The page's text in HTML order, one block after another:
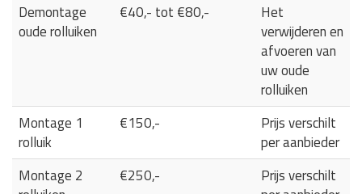
Demontage
oude rolluiken
€40,- tot €80,-
Het
verwijderen en
afvoeren van
uw oude
rolluiken
Montage 1
rolluik
€150,-
Prijs verschilt
per aanbieder
Montage 2
€250,-
Prijs verschilt